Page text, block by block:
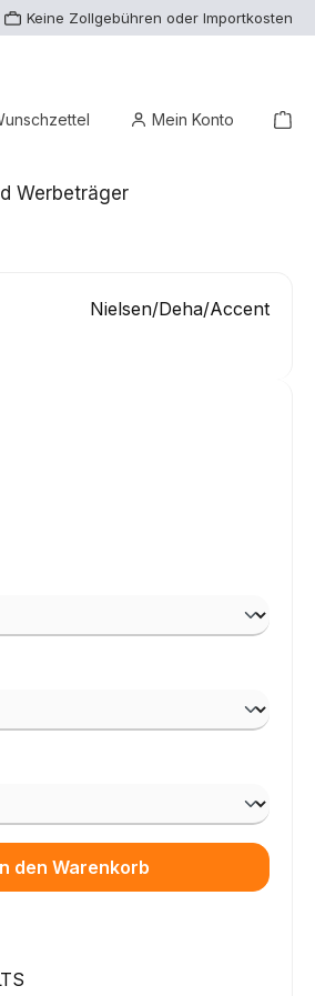
Keine Zollgebühren oder Importkosten
anzeigenDu hast 0 Produkte auf dem
Mein Konto
Werbeträger
Nielsen/Deha/Accent
ein oder benutze die Schaltflächen
den Warenkorb